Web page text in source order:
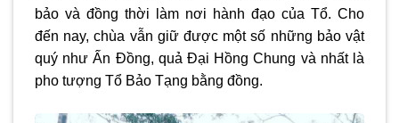
bảo và đồng thời làm nơi hành đạo của Tổ. Cho
đến nay, chùa vẫn giữ được một số những bảo vật
quý như Ấn Đồng, quả Đại Hồng Chung và nhất là
pho tượng Tổ Bảo Tạng bằng đồng.